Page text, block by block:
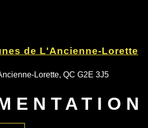
de L'Ancienne-Lorette
Lorette, QC G2E 3J5